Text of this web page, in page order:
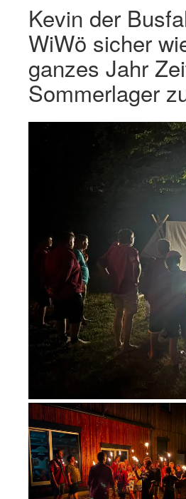
Kevin der
WiWö sicher
ganzes Jahr
Sommerlager